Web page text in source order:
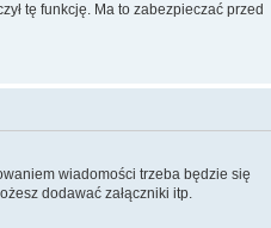
tę funkcję. Ma to zabezpieczać przed
wiadomości trzeba będzie się
dodawać załączniki itp.